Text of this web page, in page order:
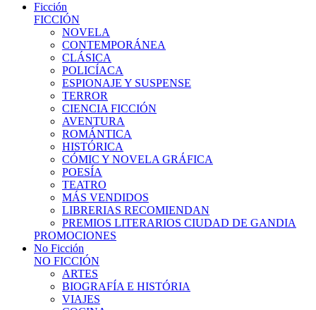
Ficción
FICCIÓN
NOVELA
CONTEMPORÁNEA
CLÁSICA
POLICÍACA
ESPIONAJE Y SUSPENSE
TERROR
CIENCIA FICCIÓN
AVENTURA
ROMÁNTICA
HISTÓRICA
CÓMIC Y NOVELA GRÁFICA
POESÍA
TEATRO
MÁS VENDIDOS
LIBRERIAS RECOMIENDAN
PREMIOS LITERARIOS CIUDAD DE GANDIA
PROMOCIONES
No Ficción
NO FICCIÓN
ARTES
BIOGRAFÍA E HISTÓRIA
VIAJES